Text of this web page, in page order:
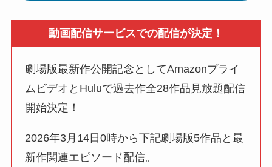
動画配信サービスでの配信が決定！
劇場版最新作公開記念としてAmazonプライ
ムビデオとHuluで過去作全28作品見放題配信
開始決定！
2026年3月14日0時から下記劇場版5作品と最
新作関連エピソード配信。